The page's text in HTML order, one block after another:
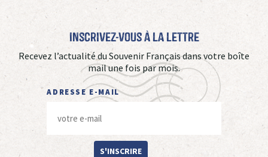
Inscrivez-vous à La Lettre
Recevez l’actualité du Souvenir Français dans votre boîte
mail une fois par mois.
ADRESSE E-MAIL
S'INSCRIRE